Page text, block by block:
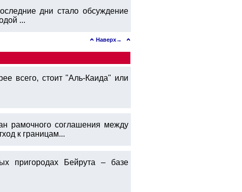
дни стало обсуждение
...
Наверх→
всего, стоит "Аль-Каида" или
рамочного соглашения между
к границам...
пригородах Бейрута – базе